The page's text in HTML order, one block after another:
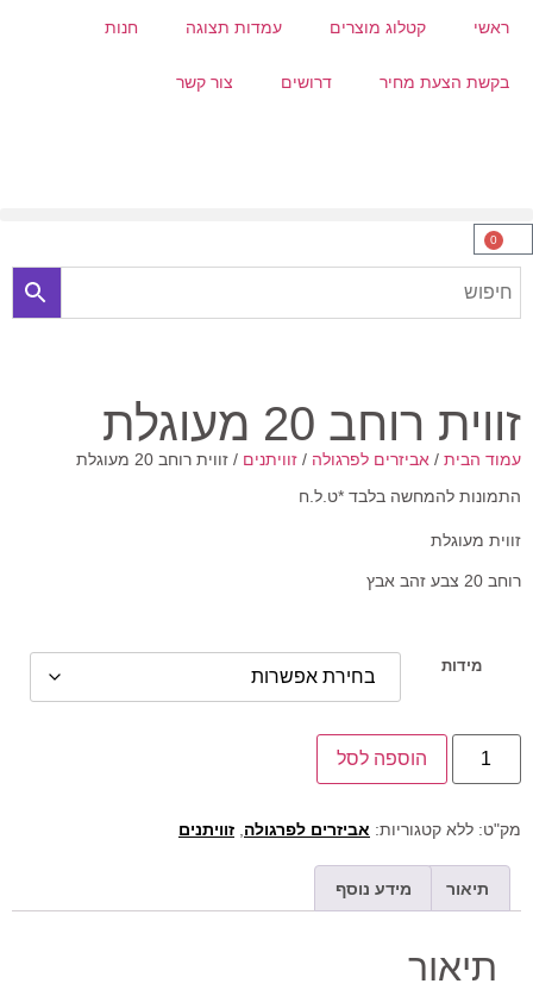
ראשי קטלוג מוצרים עמדות תצוגה חנות
בקשת הצעת מחיר דרושים צור קשר
0
זווית רוחב 20 מעוגלת
עמוד הבית/ אביזרים לפרגולה/ זוויתנים/ זווית רוחב 20 מעוגלת
התמונות להמחשה בלבד *ט.ל.ח
זווית מעוגלת
רוחב 20 צבע זהב אבץ
מידות
הוספה לסל
מק"ט:ללאקטגוריות: אביזרים לפרגולה,זוויתנים
תיאור מידע נוסף
תיאור